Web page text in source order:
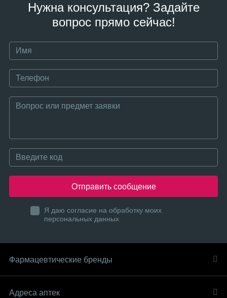
Нужна консультация? Задайте
вопрос прямо сейчас!
Отправить сообщение
Я даю согласие на обработку моих
персональных данных
Фармацевтические бренды
Адреса аптек